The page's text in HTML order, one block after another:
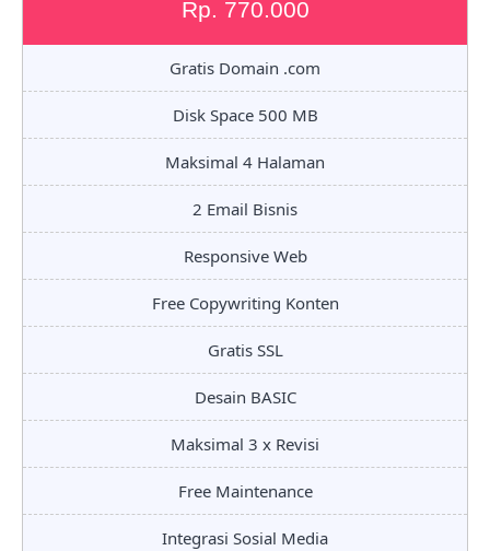
Rp. 770.000
Gratis Domain .com
Disk Space 500 MB
Maksimal 4 Halaman
2 Email Bisnis
Responsive Web
Free Copywriting Konten
Gratis SSL
Desain BASIC
Maksimal 3 x Revisi
Free Maintenance
Integrasi Sosial Media